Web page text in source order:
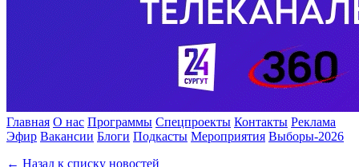
Главная О нас Программы Спецпроекты Контакты Реклама
Эфир Вакансии Блоги Подкасты Мероприятия Выборы-2026
← Назад к списку новостей